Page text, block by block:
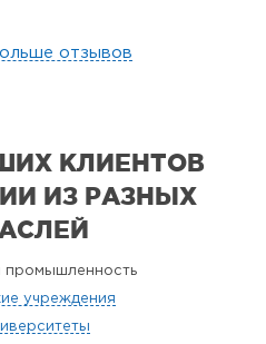
отзывов
КЛИЕНТОВ
ИЗ РАЗНЫХ
учреждения